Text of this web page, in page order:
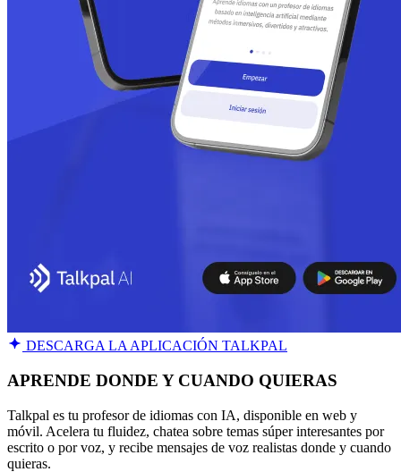
DESCARGA LA APLICACIÓN TALKPAL
APRENDE DONDE Y CUANDO QUIERAS
Talkpal es tu profesor de idiomas con IA, disponible en web y
móvil. Acelera tu fluidez, chatea sobre temas súper interesantes por
escrito o por voz, y recibe mensajes de voz realistas donde y cuando
quieras.